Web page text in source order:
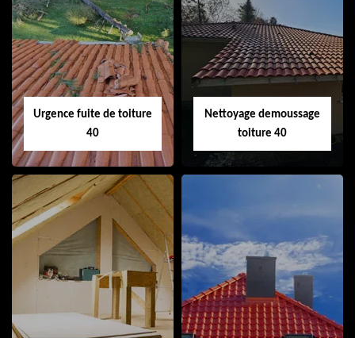
Couvreur 40
Ramonage de
cheminée 40
Urgence fuite de toiture
40
Urgence fuite de
toiture 40
Nettoyage demoussage
toiture 40
Nettoyage
demoussage
toiture 40